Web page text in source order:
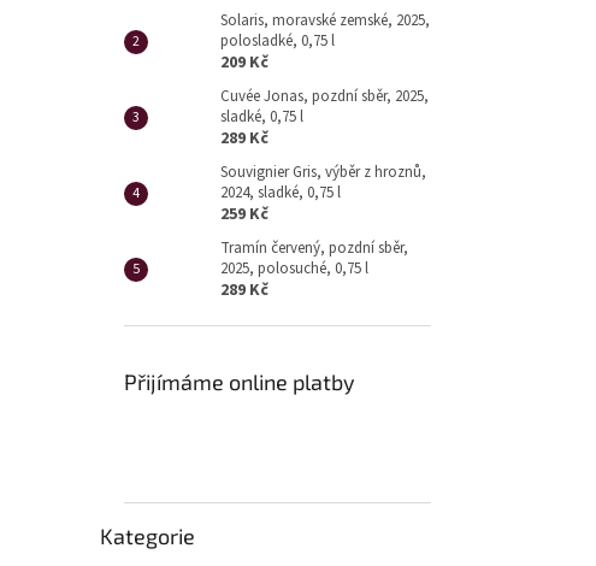
Solaris, moravské zemské, 2025,
polosladké, 0,75 l
209 Kč
Cuvée Jonas, pozdní sběr, 2025,
sladké, 0,75 l
289 Kč
Souvignier Gris, výběr z hroznů,
2024, sladké, 0,75 l
259 Kč
Tramín červený, pozdní sběr,
2025, polosuché, 0,75 l
289 Kč
Přijímáme online platby
Přeskočit
kategorie
Kategorie